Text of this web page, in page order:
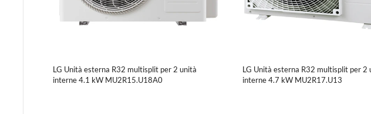
LG Unità esterna R32 multisplit per 2 unità
interne 4.1 kW MU2R15.U18A0
LG Unità esterna R32 multisplit per 2
interne 4.7 kW MU2R17.U13